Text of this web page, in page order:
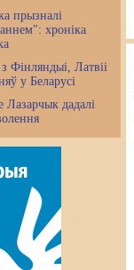
прызналі
хроніка
Фінляндыі, Латвіі
у Беларусі
Лазарчык дадалі